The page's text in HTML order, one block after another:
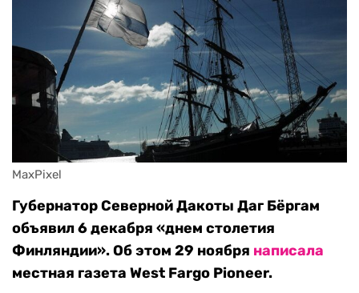
MaxPixel
Губернатор Северной Дакоты Даг Бёргам
объявил 6 декабря «днем столетия
Финляндии». Об этом 29 ноября написала
местная газета West Fargo Pioneer.